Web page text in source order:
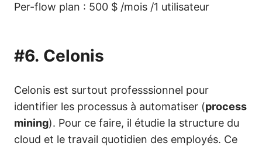
Per-flow plan : 500 $ /mois /1 utilisateur
#6. Celonis
Celonis est surtout professsionnel pour
identifier les processus à automatiser (process
mining). Pour ce faire, il étudie la structure du
cloud et le travail quotidien des employés. Ce